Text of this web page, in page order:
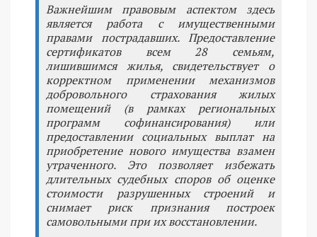
Важнейшим правовым аспектом здесь
является работа с имущественными
правами пострадавших. Предоставление
сертификатов всем 28 семьям,
лишившимся жилья, свидетельствует о
корректном применении механизмов
добровольного страхования жилых
помещений (в рамках региональных
программ софинансирования) или
предоставлении социальных выплат на
приобретение нового имущества взамен
утраченного. Это позволяет избежать
длительных судебных споров об оценке
стоимости разрушенных строений и
снимает риск признания построек
самовольными при их восстановлении.